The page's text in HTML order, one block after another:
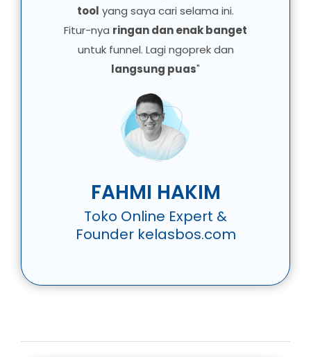
tool yang saya cari selama ini.
Fitur-nya ringan dan enak banget
untuk funnel. Lagi ngoprek dan
langsung puas"
FAHMI HAKIM
Toko Online Expert &
Founder kelasbos.com